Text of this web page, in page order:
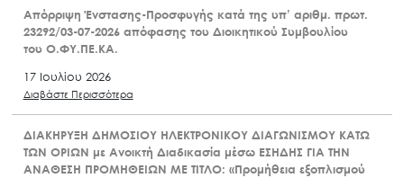
Απόρριψη Ένστασης-Προσφυγής κατά της υπ’ αριθμ. πρωτ.
23292/03-07-2026 απόφασης του Διοικητικού Συμβουλίου
του Ο.ΦΥ.ΠΕ.ΚΑ.
17 Ιουλίου 2026
Διαβάστε Περισσότερα
ΔΙΑΚΗΡΥΞΗ ΔΗΜΟΣΙΟΥ ΗΛΕΚΤΡΟΝΙΚΟΥ ΔΙΑΓΩΝΙΣΜΟΥ ΚΑΤΩ
ΤΩΝ ΟΡΙΩΝ με Ανοικτή Διαδικασία μέσω ΕΣΗΔΗΣ ΓΙΑ ΤΗΝ
ΑΝΑΘΕΣΗ ΠΡΟΜΗΘΕΙΩΝ ΜΕ ΤΙΤΛΟ: «Προμήθεια εξοπλισμού